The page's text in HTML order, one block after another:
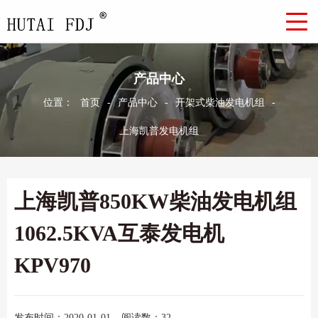
产品中心
位置： 首页 - 产品中心 - 开架式柴油发电机组 -
上海凯普发电机组
上海凯普850KW柴油发电机组
1062.5KVA互泰发电机
KPV970